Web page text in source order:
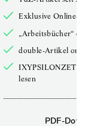
Exklusive Online-
„Arbeitsbücher“
double-Artikel
lesen
PDF-